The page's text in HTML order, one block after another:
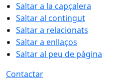
Saltar a la capçalera
Saltar al contingut
Saltar a relacionats
Saltar a enllaços
Saltar al peu de pàgina
Contactar